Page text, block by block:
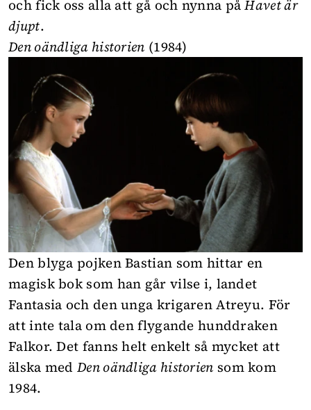
och fick oss alla att gå och nynna påHavet är
djupt.
Den oändliga historien (1984)
Den blyga pojken Bastian som hittar en
magisk bok som han går vilse i, landet
Fantasia och den unga krigaren Atreyu. För
att inte tala om den flygande hunddraken
Falkor. Det fanns helt enkelt så mycket att
älska medDen oändliga historien som kom
1984.